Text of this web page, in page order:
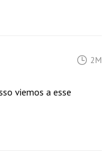
2M
viemos a esse